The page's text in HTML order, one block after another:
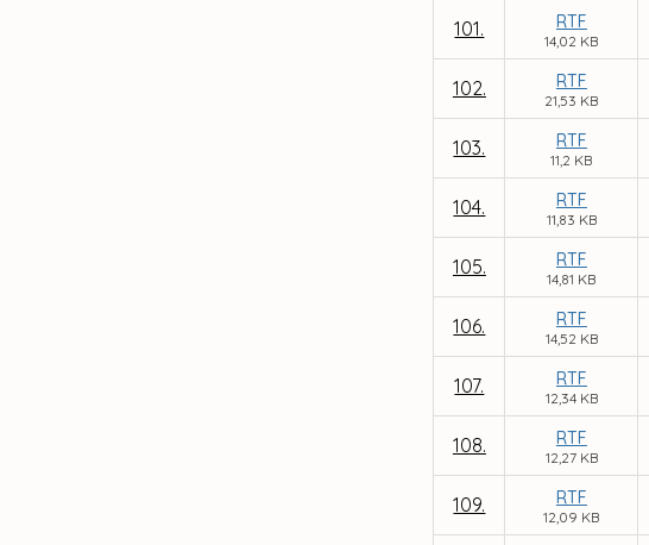
101. RTF
14,02 KB
102. RTF
21,53 KB
103. RTF
11,2 KB
104. RTF
11,83 KB
105. RTF
14,81 KB
106. RTF
14,52 KB
107. RTF
12,34 KB
108. RTF
12,27 KB
109. RTF
12,09 KB